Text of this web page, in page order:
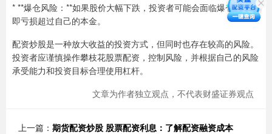
* **爆仓风险：**如果股价大幅下跌，投资者可能会面临爆仓风险，
即亏损超过自己的本金。
配资炒股是一种放大收益的投资方式，但同时也存在较高的风险。
投资者应谨慎操作攀枝花股票配资，控制风险，并根据自己的风险
承受能力和投资目标合理使用杠杆。
文章为作者独立观点，不代表财盛证券观点
上一篇： 期货配资炒股 股票配资利息：了解配资融资成本